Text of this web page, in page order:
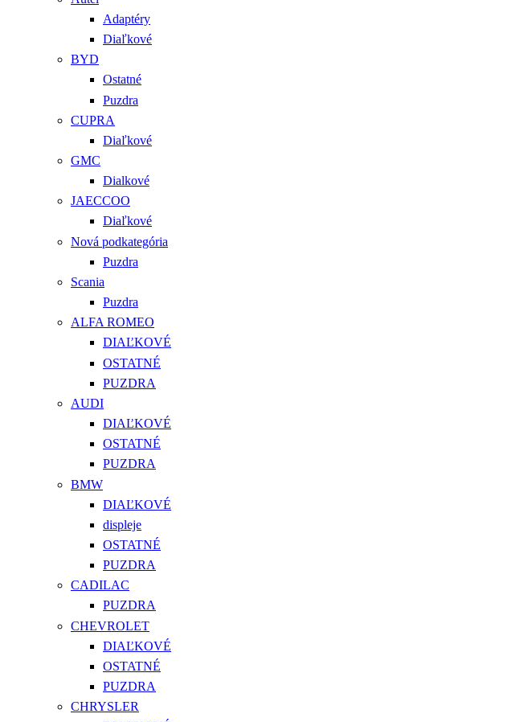
Adaptéry
Diaľkové
BYD
Ostatné
Puzdra
CUPRA
Diaľkové
GMC
Dialkové
JAECCOO
Diaľkové
Nová podkategória
Puzdra
Scania
Puzdra
ALFA ROMEO
DIAĽKOVÉ
OSTATNÉ
PUZDRA
AUDI
DIAĽKOVÉ
OSTATNÉ
PUZDRA
BMW
DIAĽKOVÉ
displeje
OSTATNÉ
PUZDRA
CADILAC
PUZDRA
CHEVROLET
DIAĽKOVÉ
OSTATNÉ
PUZDRA
CHRYSLER